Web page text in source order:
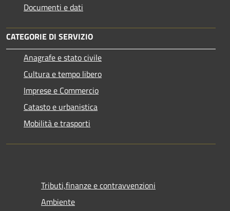
Documenti e dati
CATEGORIE DI SERVIZIO
Anagrafe e stato civile
Cultura e tempo libero
Imprese e Commercio
Catasto e urbanistica
Mobilità e trasporti
Tributi,finanze e contravvenzioni
Ambiente